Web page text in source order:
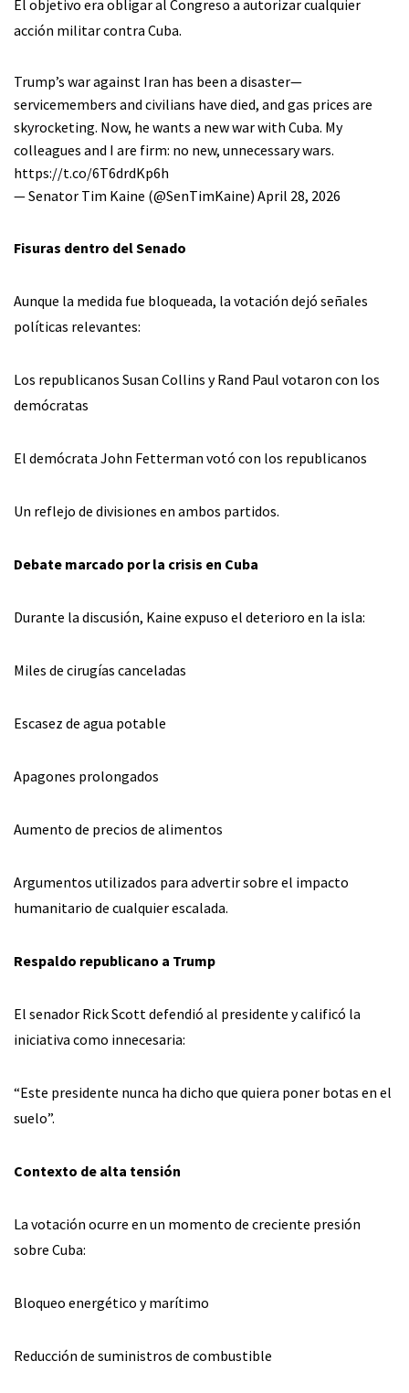
El objetivo era obligar al Congreso a autorizar cualquier
acción militar contra Cuba.
Trump’s war against Iran has been a disaster—
servicemembers and civilians have died, and gas prices are
skyrocketing. Now, he wants a new war with Cuba. My
colleagues and I are firm: no new, unnecessary wars.
https://t.co/6T6drdKp6h
— Senator Tim Kaine (@SenTimKaine) April 28, 2026
Fisuras dentro del Senado
Aunque la medida fue bloqueada, la votación dejó señales
políticas relevantes:
Los republicanos Susan Collins y Rand Paul votaron con los
demócratas
El demócrata John Fetterman votó con los republicanos
Un reflejo de divisiones en ambos partidos.
Debate marcado por la crisis en Cuba
Durante la discusión, Kaine expuso el deterioro en la isla:
Miles de cirugías canceladas
Escasez de agua potable
Apagones prolongados
Aumento de precios de alimentos
Argumentos utilizados para advertir sobre el impacto
humanitario de cualquier escalada.
Respaldo republicano a Trump
El senador Rick Scott defendió al presidente y calificó la
iniciativa como innecesaria:
“Este presidente nunca ha dicho que quiera poner botas en el
suelo”.
Contexto de alta tensión
La votación ocurre en un momento de creciente presión
sobre Cuba:
Bloqueo energético y marítimo
Reducción de suministros de combustible